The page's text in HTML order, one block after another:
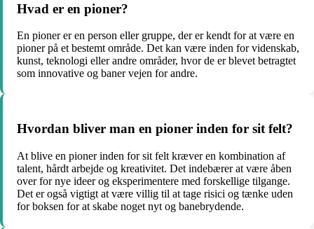
Hvad er en pioner?
En pioner er en person eller gruppe, der er kendt for at være en
pioner på et bestemt område. Det kan være inden for videnskab,
kunst, teknologi eller andre områder, hvor de er blevet betragtet
som innovative og baner vejen for andre.
Hvordan bliver man en pioner inden for sit felt?
At blive en pioner inden for sit felt kræver en kombination af
talent, hårdt arbejde og kreativitet. Det indebærer at være åben
over for nye ideer og eksperimentere med forskellige tilgange.
Det er også vigtigt at være villig til at tage risici og tænke uden
for boksen for at skabe noget nyt og banebrydende.